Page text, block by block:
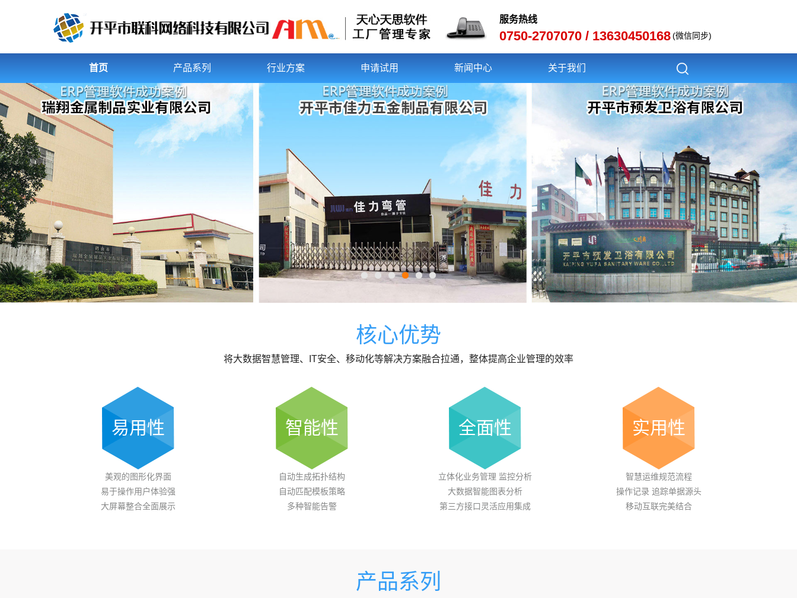
服务热线
0750-2707070 / 13630450168 (微信同步)
首页 产品系列 行业方案 申请试用 新闻中心 关于我们
核心优势
将大数据智慧管理、IT安全、移动化等解决方案融合拉通，整体提高企业管理的效率
易用性
美观的图形化界面
易于操作用户体验强
大屏幕整合全面展示
智能性
自动生成拓扑结构
自动匹配模板策略
多种智能告警
全面性
立体化业务管理 监控分析
大数据智能图表分析
第三方接口灵活应用集成
实用性
智慧运维规范流程
操作记录 追踪单据源头
移动互联完美结合
产品系列